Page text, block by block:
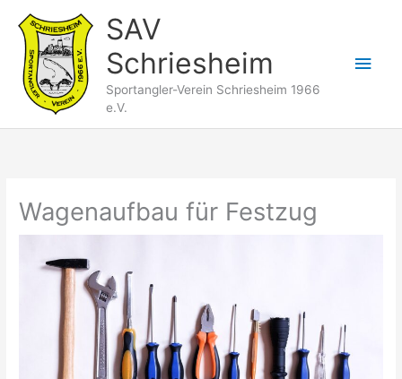
Inhalt
springen
SAV
Schriesheim
Sportangler-Verein Schriesheim 1966
e.V.
Wagenaufbau für Festzug